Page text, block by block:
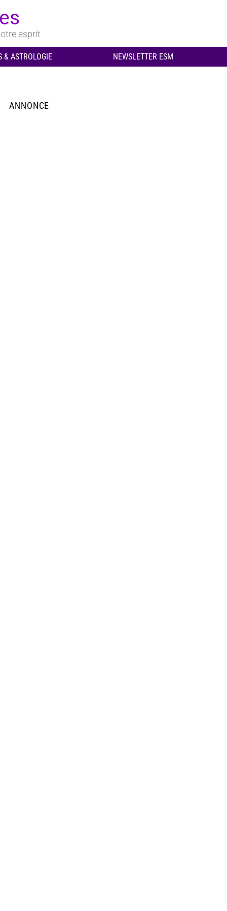
esprit
& ASTROLOGIE NEWSLETTER ESM
ANNONCE